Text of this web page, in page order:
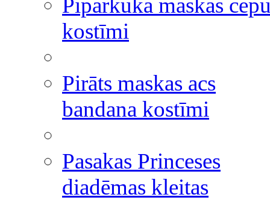
Piparkūka maskas
kostīmi
Pirāts maskas acs
bandana kostīmi
Pasakas Princeses
diadēmas kleitas